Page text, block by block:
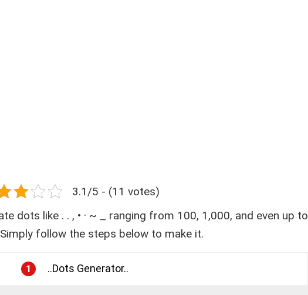
3.1/5 - (11 votes)
dots like . ․ , • · ~ _
ranging from 100, 1,000, and even up to
follow the steps below to make it.
1 ..Dots Generator..